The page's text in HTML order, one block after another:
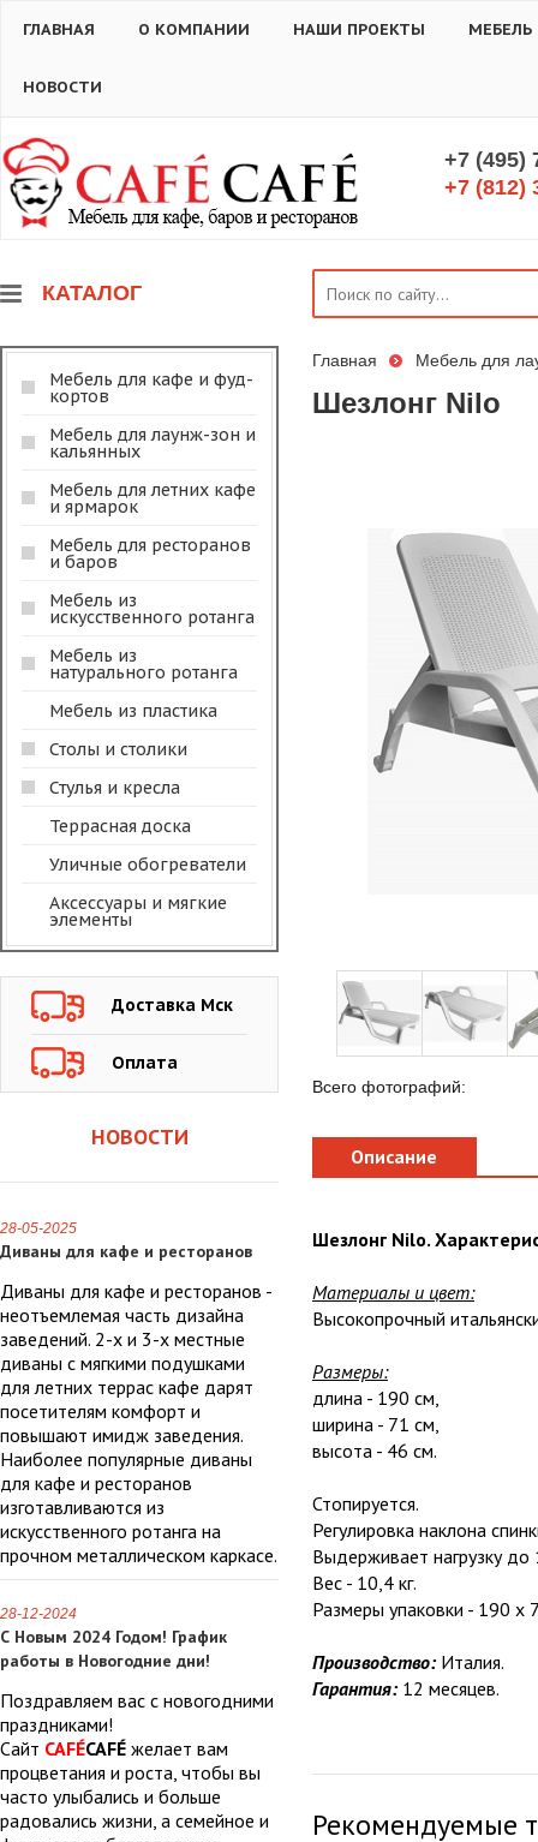
ГЛАВНАЯ О КОМПАНИИ НАШИ ПРОЕКТЫ
НОВОСТИ
+7 (495)
+7 (812)
КАТАЛОГ
Мебель для кафе и фуд-
кортов
Мебель для лаунж-зон и
кальянных
Мебель для летних кафе
и ярмарок
Мебель для ресторанов
и баров
Мебель из
искусственного ротанга
Мебель из
натурального ротанга
Мебель из пластика
Столы и столики
Стулья и кресла
Террасная доска
Уличные обогреватели
Аксессуары и мягкие
элементы
Доставка Мск
Оплата
НОВОСТИ
28-05-2025
Диваны для кафе и ресторанов
Диваны для кафе и ресторанов -
неотъемлемая часть дизайна
заведений. 2-х и 3-х местные
диваны с мягкими подушками
для летних террас кафе дарят
посетителям комфорт и
повышают имидж заведения.
Наиболее популярные диваны
для кафе и ресторанов
изготавливаются из
искусственного ротанга на
прочном металлическом каркасе.
28-12-2024
С Новым 2024 Годом! График
работы в Новогодние дни!
Поздравляем вас с новогодними
праздниками!
Сайт CAFÉCAFÉ желает вам
процветания и роста, чтобы вы
часто улыбались и больше
радовались жизни, а семейное и
Главная Мебель для
Шезлонг Nilo
Всего фотографий:
Описание
Шезлонг Nilo.
Материалы и цвет:
Высокопрочный
Размеры:
длина - 190 cм,
ширина - 71 cм,
высота - 46 cм.
Стопируется.
Регулировка наклона
Выдерживает нагрузку до
Вес - 10,4 кг.
Размеры упаковки - 190 x
Производство: Италия.
Гарантия: 12 месяцев.
Рекомендуемые